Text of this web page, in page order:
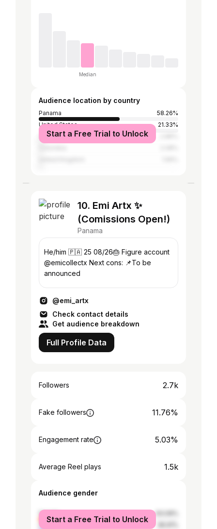
Median
Audience location by country
Panama
58.26%
United States
21.33%
Spain
Start a Free Trial to Unlock
10. Emi Artx ✨
(Comissions Open!)
Panama
He/him 🇵🇦 25 08/26🎂 Figure account
@emicollectx Next cons: 📌To be
announced
@emi_artx
Check contact details
Get audience breakdown
Full Profile Data
Followers 2.7k
Fake followers 11.76%
Engagement rate 5.03%
Average Reel plays 1.5k
Audience gender
female
male
Start a Free Trial to Unlock